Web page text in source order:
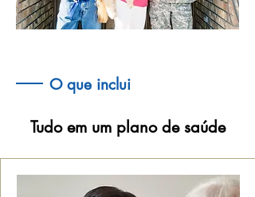
O que inclui
Tudo em um plano de saúde